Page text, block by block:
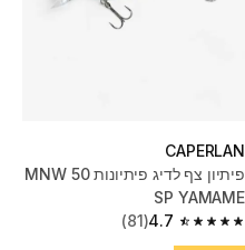
CAPERLAN
פיתיון צף לדיג פיתיונות MNW 50
SP YAMAME
4.7
4.7 out of 5 stars from 81 reviews
(81)